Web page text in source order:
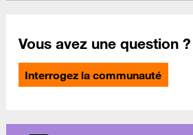
Vous avez une question ?
Interrogez la communauté